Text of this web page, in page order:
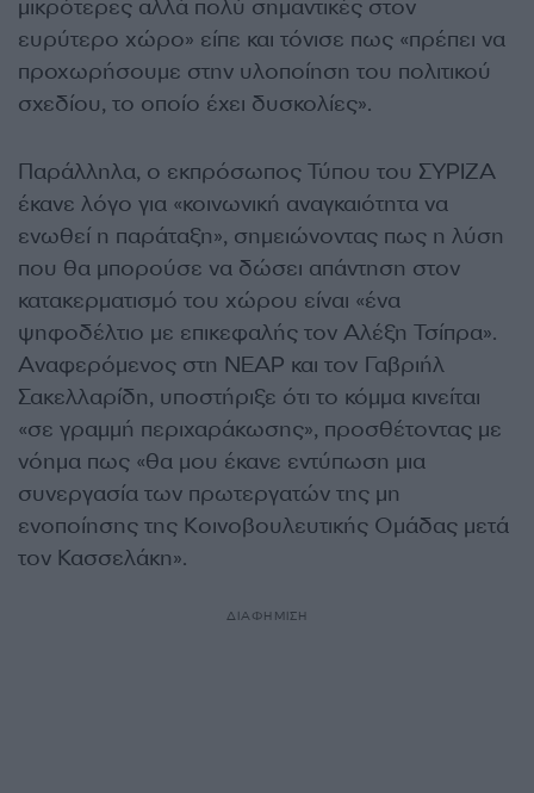
μικρότερες αλλά πολύ σημαντικές στον
ευρύτερο χώρο» είπε και τόνισε πως «πρέπει να
προχωρήσουμε στην υλοποίηση του πολιτικού
σχεδίου, το οποίο έχει δυσκολίες».
Παράλληλα, ο εκπρόσωπος Τύπου του ΣΥΡΙΖΑ
έκανε λόγο για «κοινωνική αναγκαιότητα να
ενωθεί η παράταξη», σημειώνοντας πως η λύση
που θα μπορούσε να δώσει απάντηση στον
κατακερματισμό του χώρου είναι «ένα
ψηφοδέλτιο με επικεφαλής τον Αλέξη Τσίπρα».
Αναφερόμενος στη ΝΕΑΡ και τον Γαβριήλ
Σακελλαρίδη, υποστήριξε ότι το κόμμα κινείται
«σε γραμμή περιχαράκωσης», προσθέτοντας με
νόημα πως «θα μου έκανε εντύπωση μια
συνεργασία των πρωτεργατών της μη
ενοποίησης της Κοινοβουλευτικής Ομάδας μετά
τον Κασσελάκη».
ΔΙΑΦΗΜΙΣΗ